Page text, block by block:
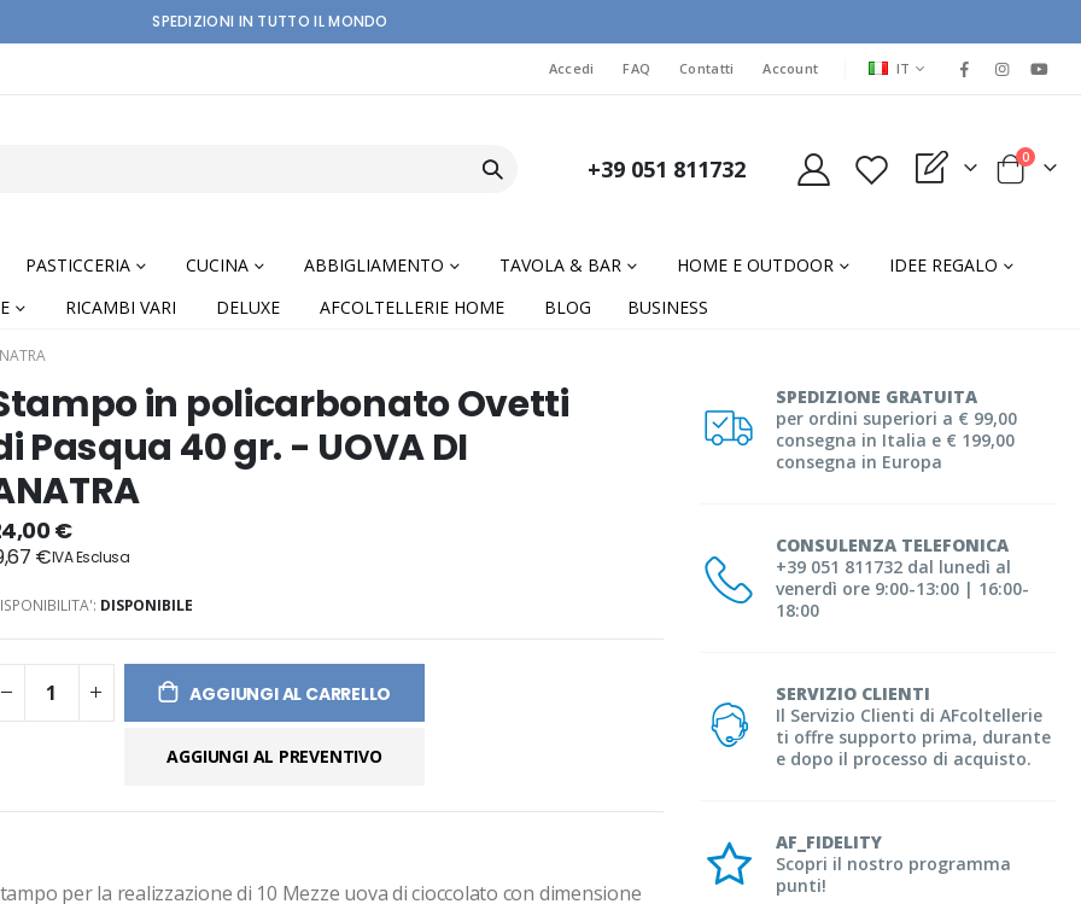
SPEDIZIONI IN TUTTO IL MONDO
Accedi FAQ Contatti Account LINGUA
IT
+39 051 811732 My Quote Cart
0elementi
PASTICCERIA CUCINA ABBIGLIAMENTO TAVOLA & BAR HOME E OUTDOOR
IDEE REGALO
RICAMBI VARI DELUXE AFCOLTELLERIE HOME BLOG BUSINESS
SPEDIZIONE GRATUITA
per ordini superiori a € 99,00
consegna in Italia e € 199,00
consegna in Europa
CONSULENZA TELEFONICA
+39 051 811732 dal lunedì al
venerdì ore 9:00-13:00 | 16:00-
18:00
SERVIZIO CLIENTI
Il Servizio Clienti di AFcoltellerie
ti offre supporto prima, durante
e dopo il processo di acquisto.
AF_FIDELITY
Scopri il nostro programma
punti!
in policarbonato Ovetti
Pasqua 40 gr. - UOVA DI
€
€
DISPONIBILE
AGGIUNGI AL CARRELLO
AGGIUNGI AL PREVENTIVO
per la realizzazione di 10 Mezze uova di cioccolato con dimensione